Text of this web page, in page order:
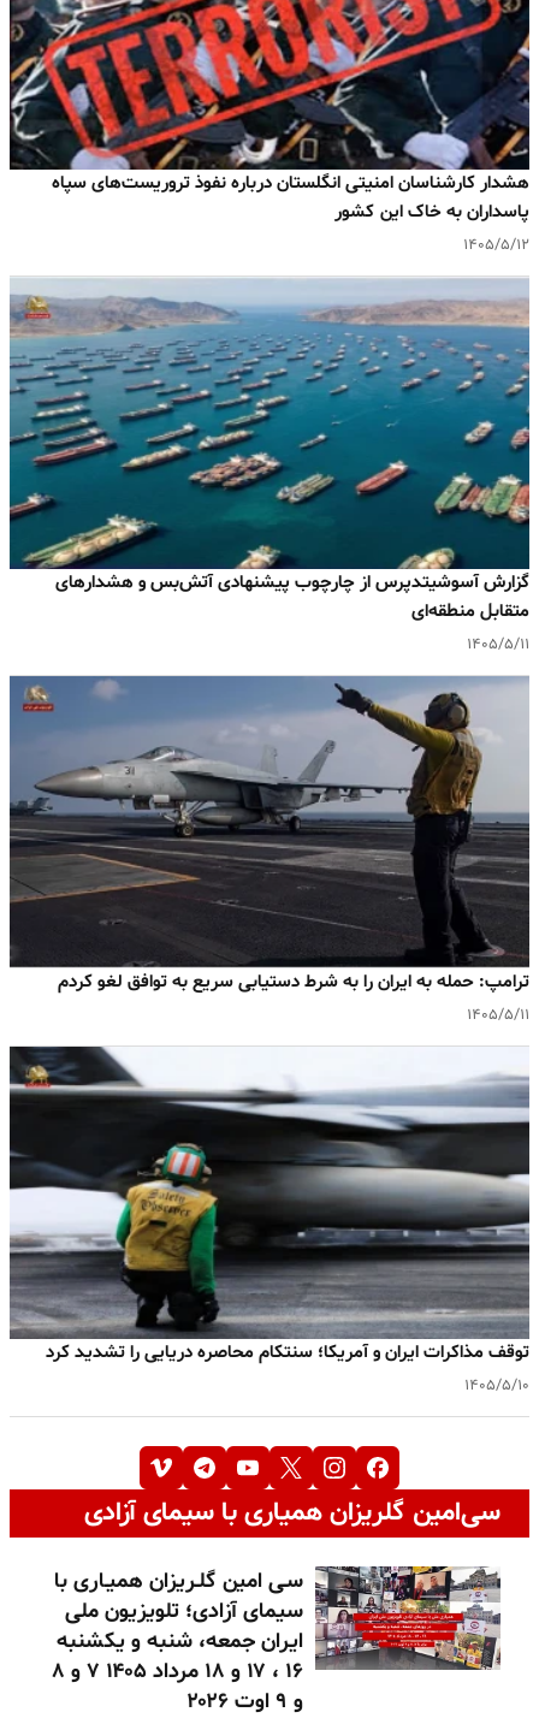
هشدار کارشناسان امنیتی انگلستان درباره نفوذ تروریست‌های سپاه
پاسداران به خاک این کشور
۱۴۰۵/۵/۱۲
گزارش آسوشیتدپرس از چارچوب پیشنهادی آتش‌بس و هشدارهای
متقابل منطقه‌ای
۱۴۰۵/۵/۱۱
ترامپ: حمله به ایران را به شرط دستیابی سریع به توافق لغو کردم
۱۴۰۵/۵/۱۱
توقف مذاکرات ایران و آمریکا؛ سنتکام محاصره دریایی را تشدید کرد
۱۴۰۵/۵/۱۰
سی‌امین گلریزان همیاری با سیمای آزادی
سـی امین گلـریزان همیـاری با
سیمای آزادی؛ تلویزیون ملی
ایران جمعه، شنبه و یکشنبه
۱۶ ، ۱۷ و ۱۸ مرداد ۱۴۰۵ ۷ و ۸
و ۹ اوت ۲۰۲۶